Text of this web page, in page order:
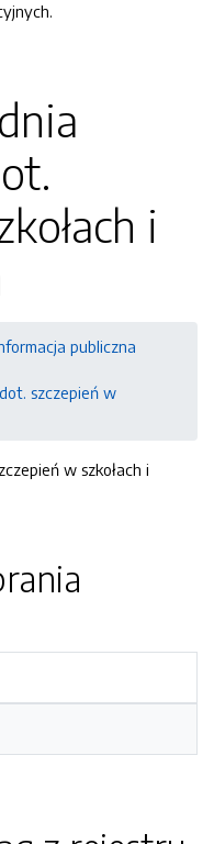
i
publiczna
szczepień w
w szkołach i